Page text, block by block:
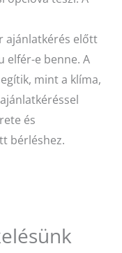
ajánlatkérés előtt
elfér-e benne. A
mint a klíma,
és
bérléshez.